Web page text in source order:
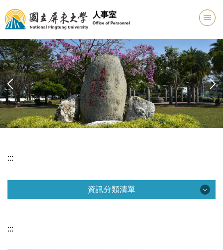
跳
到
主
要
內
容
區
人事室
Office of Personnel
:::
資訊分類清單
:::